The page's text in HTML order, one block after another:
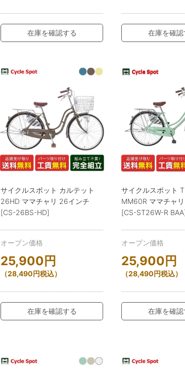
在庫を確認する 在庫を確認
サイクルスポット カルテット
26HD ママチャリ 26インチ
[CS-26BS-HD]
オープン価格
25,900 円
（28,490円税込）
在庫を確認する
サイクルスポット
MM60R ママチャ
[CS-ST26W-R
オープン価格
25,900 円
（28,490円税込）
在庫を確認